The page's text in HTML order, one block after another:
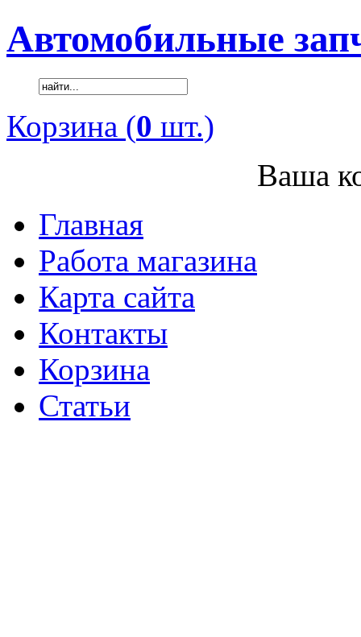
Автомобильные
Корзина (0 шт.)
Ваша
Главная
Работа магазина
Карта сайта
Контакты
Корзина
Статьи